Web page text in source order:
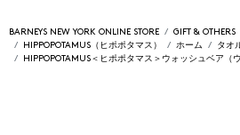
BARNEYS NEW YORK ONLINE STORE
GIFT & OTHERS
HIPPOPOTAMUS（ヒポポタマス）
ホーム
タオ
HIPPOPOTAMUS＜ヒポポタマス＞ウォッシュベア（